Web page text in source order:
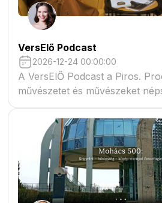
VersElő Podcast
2026-12-24 00:00:00
A VersElŐ Podcast a Piros.
művészetet és művészeket
beszélgető műsora